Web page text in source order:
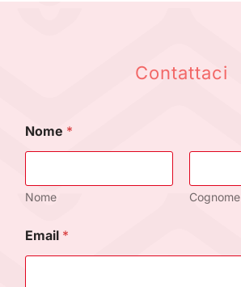
Contattaci
Nome *
Nome Cognome
m
a
Email *